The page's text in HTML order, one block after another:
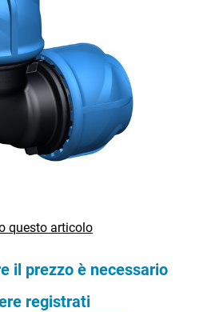
questo articolo
il prezzo è necessario
registrati